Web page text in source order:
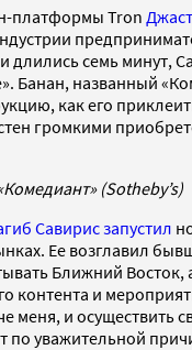
платформы Tron
длились семь минут,
Банан, названный
как его
громкими
(Sotheby’s)
Савирисзапустил
Ее возглавил
Ближний
контента и
меня, и осуществить
по уважительной